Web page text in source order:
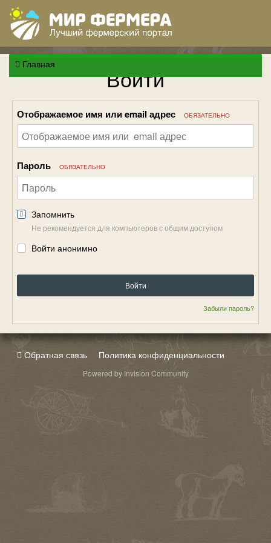
Главная Войти
Отображаемое имя или email адрес ОБЯЗАТЕЛЬНО
Пароль ОБЯЗАТЕЛЬНО
Запомнить
Не рекомендуется для компьютеров с общим доступом
Войти анонимно
Войти
Забыли пароль?
Обратная связь Политика конфиденциальности
Powered by Invision Community